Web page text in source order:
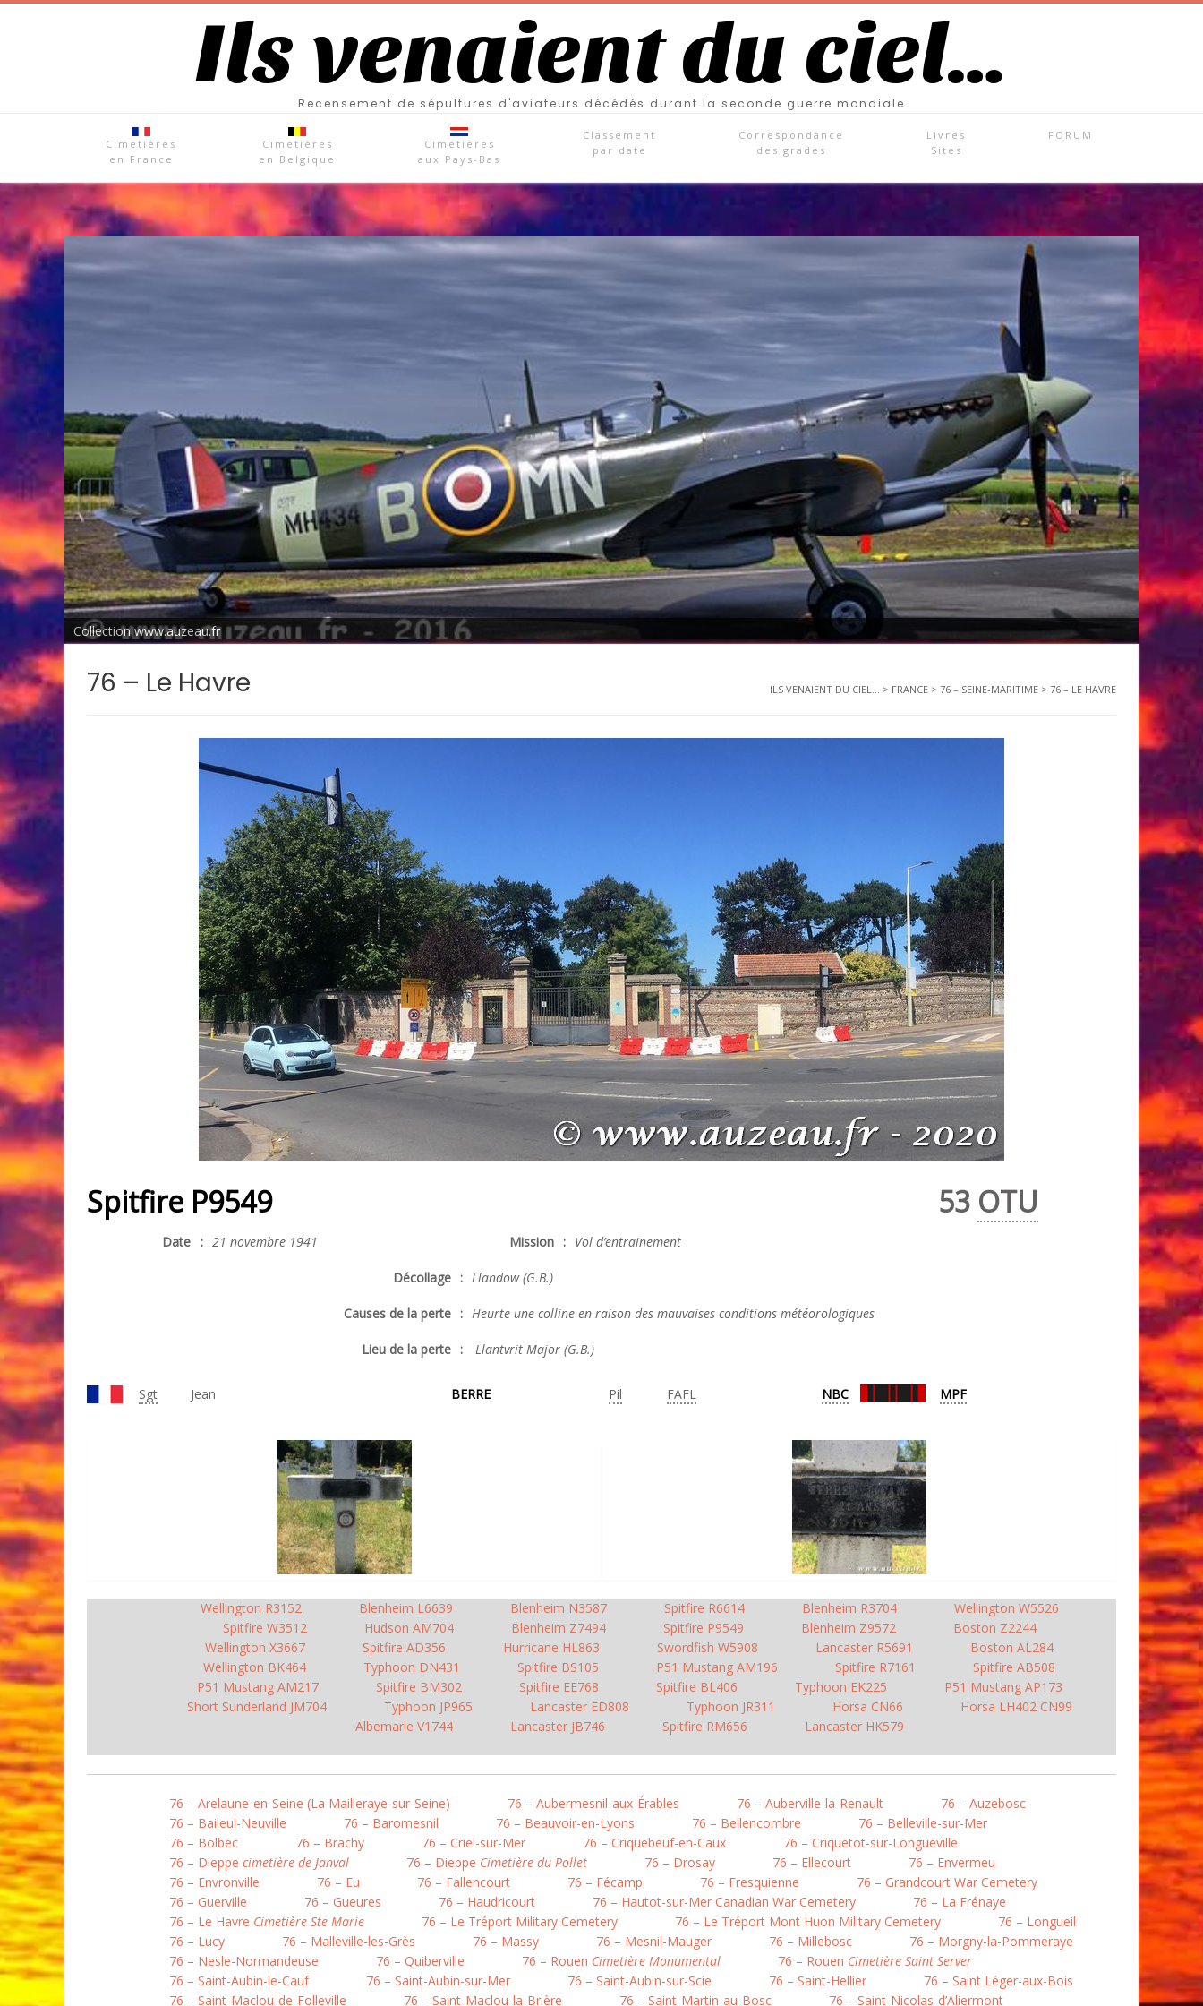
Ils venaient du ciel…
Recensement de sépultures d'aviateurs décédés durant la seconde guerre mondiale
Cimetières
en France
Cimetières
en Belgique
Cimetières
aux Pays-Bas
Classement
par date
Correspondance
des grades
Livres
Sites
FORUM
Collection www.auzeau.fr
76 – Le Havre ILS VENAIENT DU CIEL... > FRANCE > 76 – SEINE-MARITIME > 76 – LE HAVRE
Spitfire P9549 53 OTU
Date : 21 novembre 1941 Mission : Vol d’entrainement
Décollage : Llandow (G.B.)
Causes de la perte : Heurte une colline en raison des mauvaises conditions météorologiques
Lieu de la perte : Llantvrit Major (G.B.)
Sgt Jean BERRE Pil FAFL NBC MPF
Wellington R3152 Blenheim L6639 Blenheim N3587 Spitfire R6614 Blenheim R3704
Wellington W5526
Spitfire W3512
Hudson AM704 Blenheim Z7494 Spitfire P9549 Blenheim Z9572
Boston Z2244
Wellington X3667
Spitfire AD356 Hurricane HL863 Swordfish W5908 Lancaster R5691
Boston AL284
Wellington BK464
Typhoon DN431 Spitfire BS105 P51 Mustang AM196 Spitfire R7161
Spitfire AB508
P51 Mustang AM217
Spitfire BM302 Spitfire EE768 Spitfire BL406 Typhoon EK225
P51 Mustang AP173
Short Sunderland JM704
Typhoon JP965 Lancaster ED808 Typhoon JR311 Horsa CN66
Horsa LH402 CN99
Albemarle V1744
Lancaster JB746 Spitfire RM656 Lancaster HK579
76 – Arelaune-en-Seine (La Mailleraye-sur-Seine) 76 – Aubermesnil-aux-Érables 76 – Auberville-la-Renault
76 – Auzebosc
76 – Baileul-Neuville
76 – Baromesnil 76 – Beauvoir-en-Lyons 76 – Bellencombre
76 – Belleville-sur-Mer
76 – Bolbec
76 – Brachy 76 – Criel-sur-Mer 76 – Criquebeuf-en-Caux
76 – Criquetot-sur-Longueville
76 – Dieppe cimetière de Janval 76 – Dieppe Cimetière du Pollet 76 – Drosay 76 – Ellecourt
76 – Envermeu
76 – Envronville
76 – Eu 76 – Fallencourt 76 – Fécamp 76 – Fresquienne
76 – Grandcourt War Cemetery
76 – Guerville
76 – Gueures 76 – Haudricourt 76 – Hautot-sur-Mer Canadian War Cemetery
76 – La Frénaye
76 – Le Havre Cimetière Ste Marie 76 – Le Tréport Military Cemetery 76 – Le Tréport Mont Huon Military Cemetery
76 – Longueil
76 – Lucy
76 – Malleville-les-Grès 76 – Massy 76 – Mesnil-Mauger 76 – Millebosc
76 – Morgny-la-Pommeraye
76 – Nesle-Normandeuse
76 – Quiberville 76 – Rouen Cimetière Monumental 76 – Rouen Cimetière Saint Server
76 – Saint-Aubin-le-Cauf
76 – Saint-Aubin-sur-Mer 76 – Saint-Aubin-sur-Scie 76 – Saint-Hellier
76 – Saint Léger-aux-Bois
76 – Saint-Maclou-de-Folleville
76 – Saint-Maclou-la-Brière 76 – Saint-Martin-au-Bosc 76 – Saint-Nicolas-d’Aliermont